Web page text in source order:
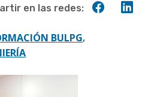
en las redes:
BULPG,